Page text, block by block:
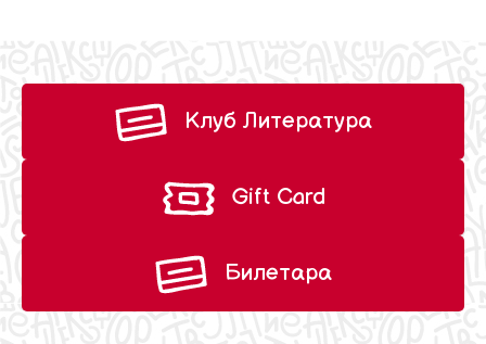
Клуб Литература
Gift Card
Билетара